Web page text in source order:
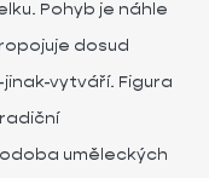
Pohyb je náhle
dosud
vytváří. Figura
uměleckých